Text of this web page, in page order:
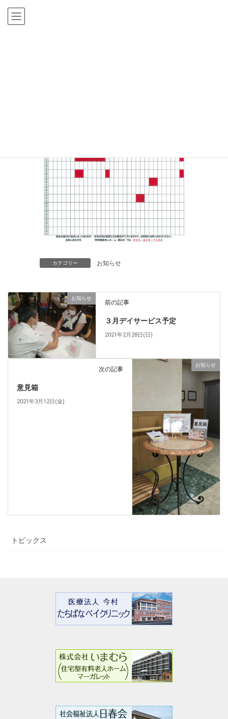
カテゴリー お知らせ
お知らせ
前の記事
３月デイサービス予定
2021年2月28日(日)
お知らせ
次の記事
意見箱
2021年3月12日(金)
トピックス